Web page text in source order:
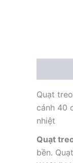
Quạt
cánh 40
nhiệt
Quạt
bền.